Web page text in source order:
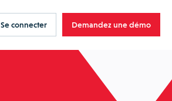
Se connecter Demandez une démo